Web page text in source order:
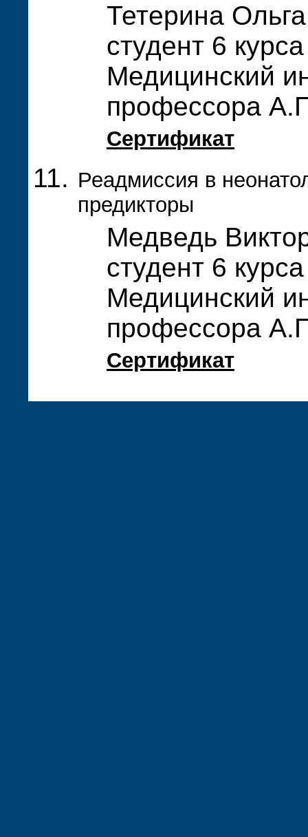
Тетерина
студент 6
Медицинский
профессора
Сертификат
Реадмиссия в
предикторы
Медведь
студент 6
Медицинский
профессора
Сертификат